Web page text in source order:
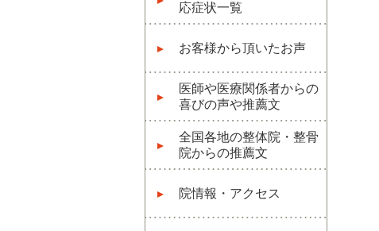
応症状一覧
お客様から頂いたお声
医師や医療関係者からの
喜びの声や推薦文
全国各地の整体院・整骨
院からの推薦文
院情報・アクセス